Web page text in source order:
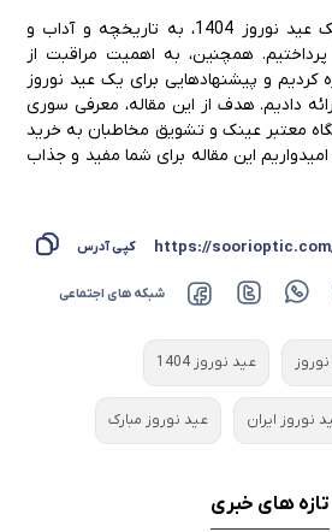
در این مقاله، ضمن تبریک عید نوروز 1404، به تاریخچه و آداب و
همچنین، به اهمیت مراقبت از
کردیم و پیشنهادهایی برای یک عید نوروز
دادیم. هدف از این مقاله، معرفی سوری
معتبر عینک و تشویق مخاطبان به خرید
این مقاله برای شما مفید و جذاب
https://soorioptic.com/ کپی آدرس
شبکه های اجتماعی
عید نوروز 1404
نوروز ایران عید نوروز مبارک
تازه های خبری